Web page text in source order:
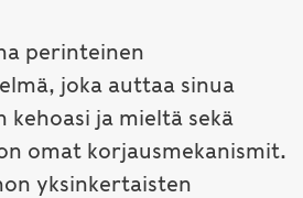
perinteinen
joka auttaa sinua
ja mieltä sekä
omat korjausmekanismit.
yksinkertaisten